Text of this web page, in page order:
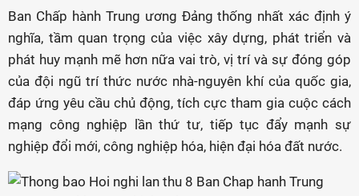
Ban Chấp hành Trung ương Đảng thống nhất xác định ý
nghĩa, tầm quan trọng của việc xây dựng, phát triển và
phát huy mạnh mẽ hơn nữa vai trò, vị trí và sự đóng góp
của đội ngũ trí thức nước nhà-nguyên khí của quốc gia,
đáp ứng yêu cầu chủ động, tích cực tham gia cuộc cách
mạng công nghiệp lần thứ tư, tiếp tục đẩy mạnh sự
nghiệp đổi mới, công nghiệp hóa, hiện đại hóa đất nước.